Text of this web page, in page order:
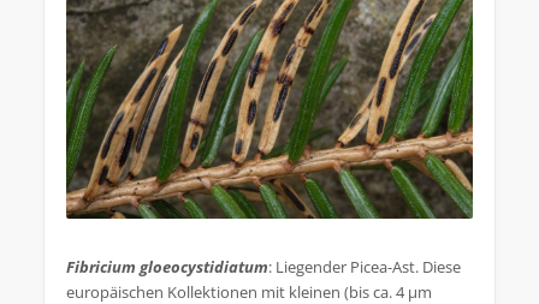
Fibricium gloeocystidiatum: Liegender Picea-Ast. Diese
europäischen Kollektionen mit kleinen (bis ca. 4 µm